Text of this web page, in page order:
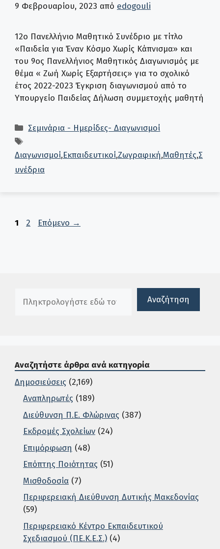
9 Φεβρουαρίου, 2023 από edogouli
12ο Πανελλήνιο Μαθητικό Συνέδριο με τίτλο
«Παιδεία για Έναν Κόσμο Χωρίς Κάπνισμα» και
του 9ος Πανελλήνιος Μαθητικός Διαγωνισμός με
θέμα « Ζωή Χωρίς Εξαρτήσεις» για το σχολικό
έτος 2022-2023 Έγκριση διαγωνισμού από το
Υπουργείο Παιδείας Δήλωση συμμετοχής μαθητή
Κατηγορίες
Σεμινάρια - Ημερίδες- Διαγωνισμοί
Διαγωνισμοί,Εκπαιδευτικοί,Ζωγραφική,Μαθητές,Σ
υνέδρια
Σελίδα
1 Σελίδα
2 Επόμενο →
Αναζήτηση
Αναζητήστε άρθρα ανά κατηγορία
Δημοσιεύσεις (2,169)
Αναπληρωτές (189)
Διεύθυνση Π.Ε. Φλώρινας (387)
Εκδρομές Σχολείων (24)
Επιμόρφωση (48)
Επόπτης Ποιότητας (51)
Μισθοδοσία (7)
Περιφερειακή Διεύθυνση Δυτικής Μακεδονίας
(59)
Περιφερειακό Κέντρο Εκπαιδευτικού
Σχεδιασμού (ΠΕ.Κ.Ε.Σ.) (4)